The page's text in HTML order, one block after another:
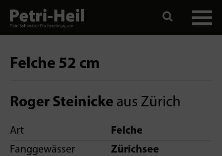
Felche 52 cm
Roger Steinicke aus Zürich
Art
Felche
Fanggewässer
Zürichsee